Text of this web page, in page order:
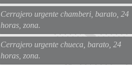
Cerrajero urgente chamberi, barato, 24
horas, zona.
Cerrajero urgente chueca, barato, 24
horas, zona.